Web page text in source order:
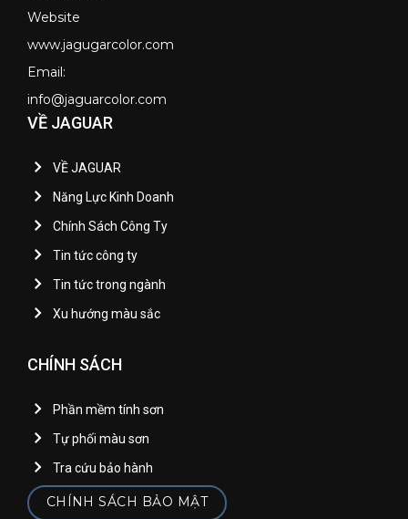
Website
www.jagugarcolor.com
Email:
info@jaguarcolor.com
VỀ JAGUAR
VỀ JAGUAR
Năng Lực Kinh Doanh
Chính Sách Công Ty
Tin tức công ty
Tin tức trong ngành
Xu hướng màu sắc
CHÍNH SÁCH
Phần mềm tính sơn
Tự phối màu sơn
Tra cứu bảo hành
CHÍNH SÁCH BẢO MẬT